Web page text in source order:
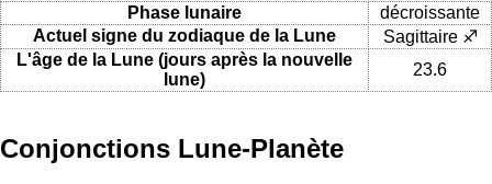
Phase lunaire
décroissante
Actuel signe du zodiaque de la Lune
Sagittaire ♐
L'âge de la Lune (jours après la nouvelle
lune)
23.6
Conjonctions Lune-Planète